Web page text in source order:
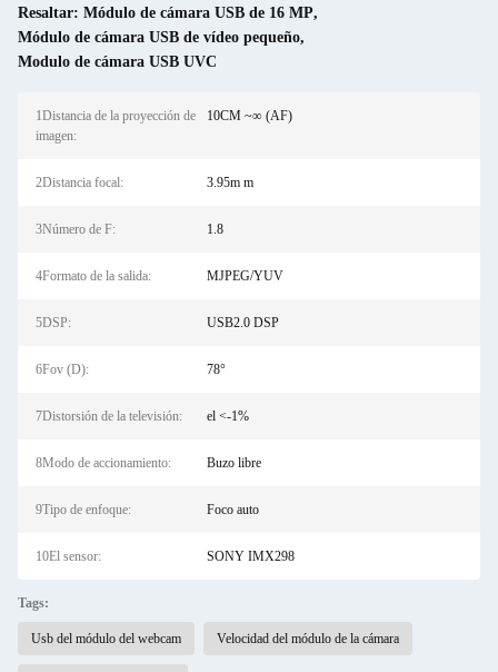
Resaltar: Módulo de cámara USB de 16 MP,
Módulo de cámara USB de vídeo pequeño,
Modulo de cámara USB UVC
1Distancia de la proyección de
imagen:
10CM ~∞ (AF)
2Distancia focal: 3.95m m
3Número de F: 1.8
4Formato de la salida: MJPEG/YUV
5DSP: USB2.0 DSP
6Fov (D): 78°
7Distorsión de la televisión: el <-1%
8Modo de accionamiento: Buzo libre
9Tipo de enfoque: Foco auto
10El sensor: SONY IMX298
Tags:
Usb del módulo del webcam Velocidad del módulo de la cámara